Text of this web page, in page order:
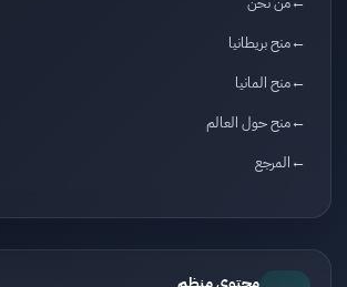
منح بريطانيا
منح المانيا
منح حول العالم
المرجع